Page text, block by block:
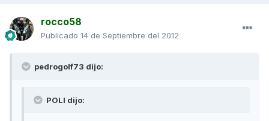
rocco58
Publicado 14 de Septiembre del 2012
pedrogolf73 dijo:
POLI dijo: